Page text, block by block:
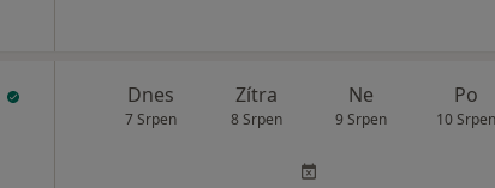
Dnes
7 Srpen
Zítra
8 Srpen
Ne
9 Srpen
Po
10 Srpen